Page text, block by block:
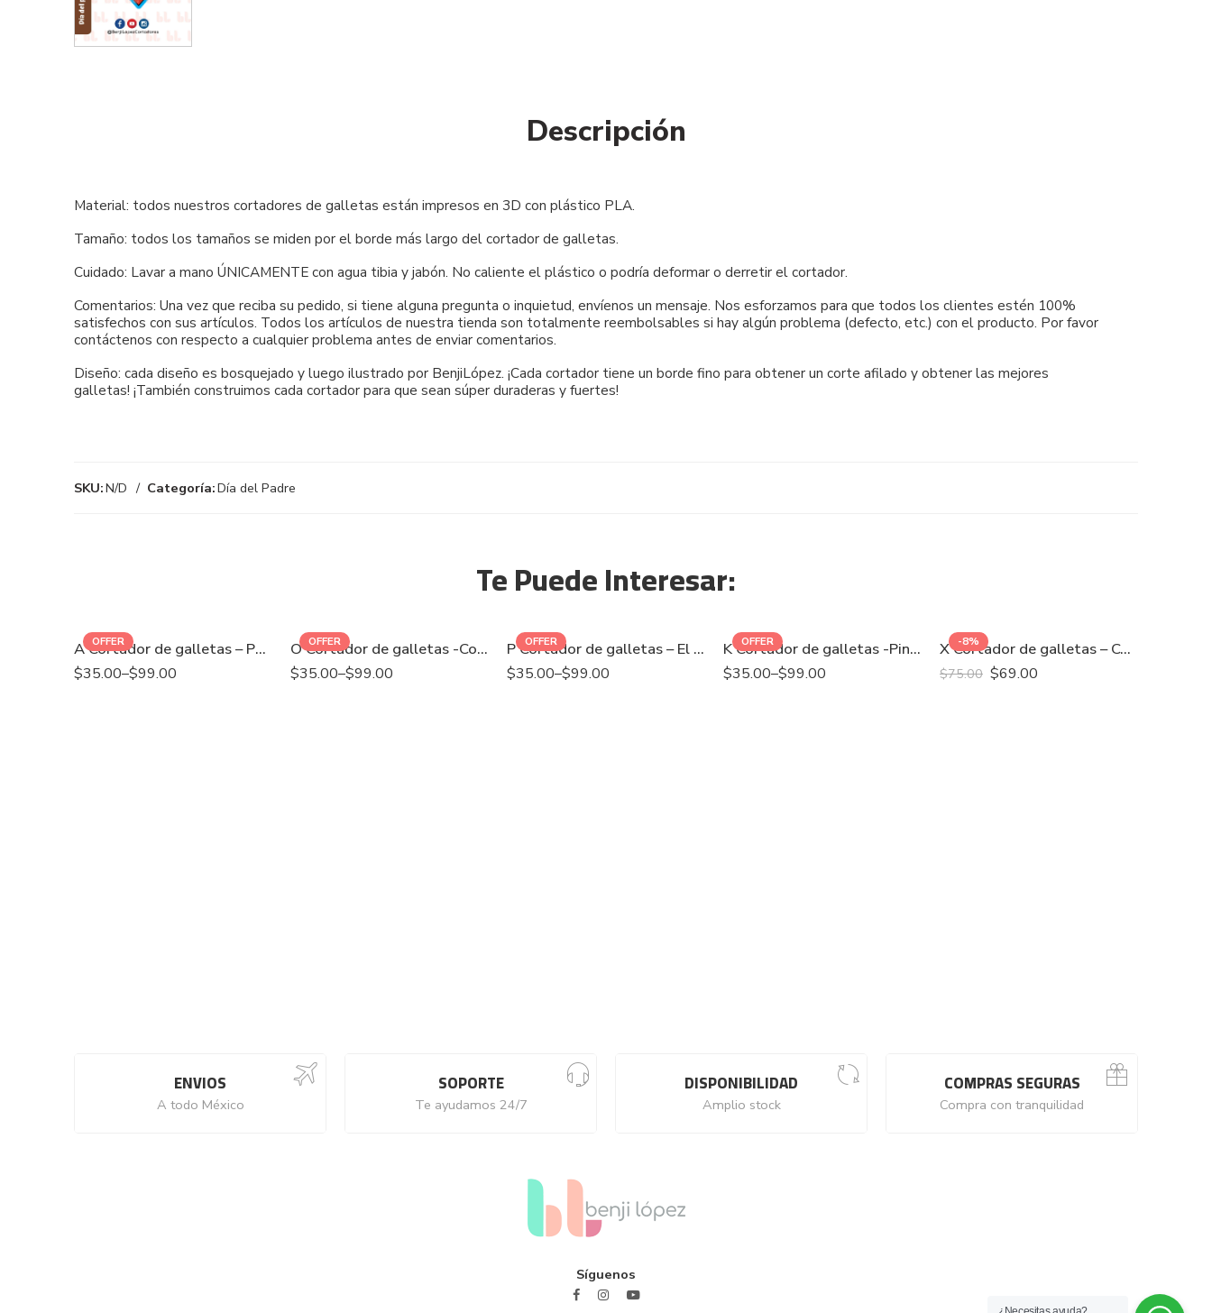
Descripción
Material: todos nuestros cortadores de galletas están impresos en 3D con plástico PLA.
Tamaño: todos los tamaños se miden por el borde más largo del cortador de galletas.
Cuidado: Lavar a mano ÚNICAMENTE con agua tibia y jabón. No caliente el plástico o podría deformar o derretir el cortador.
Comentarios: Una vez que reciba su pedido, si tiene alguna pregunta o inquietud, envíenos un mensaje. Nos esforzamos para que todos los clientes estén 100%
satisfechos con sus artículos. Todos los artículos de nuestra tienda son totalmente reembolsables si hay algún problema (defecto, etc.) con el producto. Por favor
contáctenos con respecto a cualquier problema antes de enviar comentarios.
Diseño: cada diseño es bosquejado y luego ilustrado por BenjiLópez. ¡Cada cortador tiene un borde fino para obtener un corte afilado y obtener las mejores
galletas! ¡También construimos cada cortador para que sean súper duraderas y fuertes!
SKU:N/D Categoría:Día del Padre
Te Puede Interesar:
OFFER A Cortador de galletas – Papá superhéroe
$35.00–$99.00
OFFER O Cortador de galletas -Corbata corazón
$35.00–$99.00
OFFER P Cortador de galletas – El lanzo que une nuestros corazones
$35.00–$99.00
OFFER K Cortador de galletas -Pinzas
$35.00–$99.00
-8% X Cortador de galletas – Cerveza con limón
$75.00 $69.00
ENVIOS
A todo México
SOPORTE
Te ayudamos 24/7
DISPONIBILIDAD
Amplio stock
COMPRAS SEGURAS
Compra con tranquilidad
Síguenos